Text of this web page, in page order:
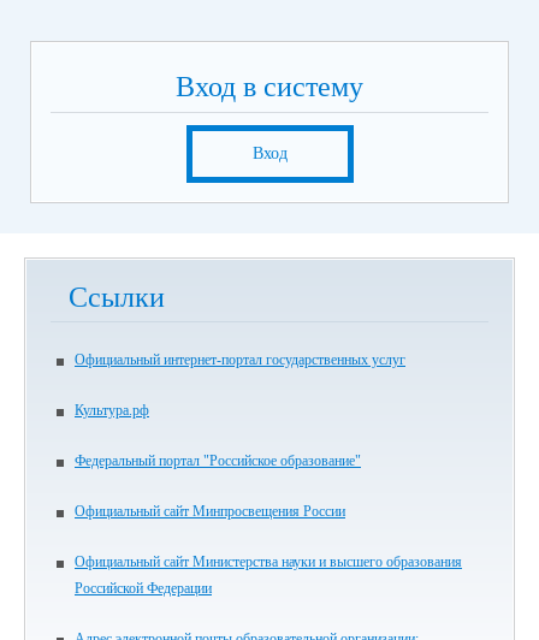
Вход в систему
Вход
Ссылки
Официальный интернет-портал государственных услуг
Культура.рф
Федеральный портал "Российское образование"
Официальный сайт Минпросвещения России
Официальный сайт Министерства науки и высшего образования
Российской Федерации